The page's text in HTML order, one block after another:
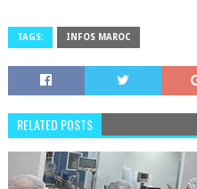
TAGS: INFOS MAROC
RELATED POSTS